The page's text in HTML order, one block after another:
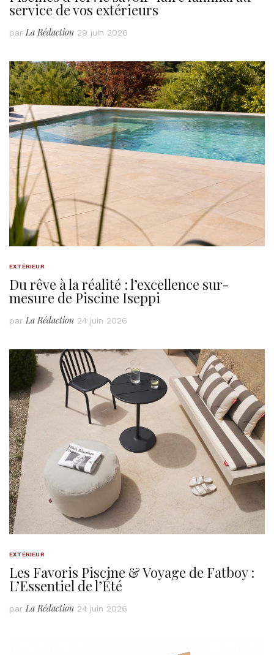
service de vos extérieurs
parLa Rédaction 29 juin 2026
EXTÉRIEUR
Du rêve à la réalité : l’excellence sur-
mesure de Piscine Iseppi
par La Rédaction 24 juin 2026
EXTÉRIEUR
Les Favoris Piscine & Voyage de Fatboy :
L’Essentiel de l’Été
par La Rédaction 24 juin 2026